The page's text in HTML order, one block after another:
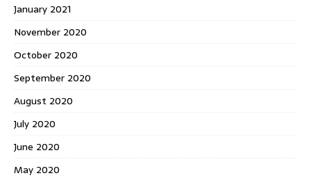
January 2021
November 2020
October 2020
September 2020
August 2020
July 2020
June 2020
May 2020